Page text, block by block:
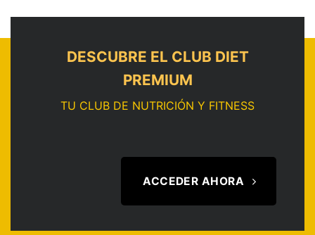
DESCUBRE EL CLUB DIET
PREMIUM
TU CLUB DE NUTRICIÓN Y FITNESS
ACCEDER AHORA